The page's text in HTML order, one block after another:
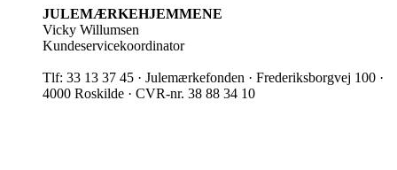
JULEMÆRKEHJEMMENE
Vicky Willumsen
Kundeservicekoordinator
Tlf: 33 13 37 45 · Julemærkefonden · Frederiksborgvej 100 ·
4000 Roskilde · CVR-nr. 38 88 34 10